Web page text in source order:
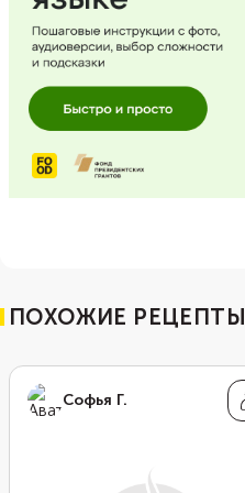
ПОХОЖИЕ РЕЦЕПТЫ
Софья Г.